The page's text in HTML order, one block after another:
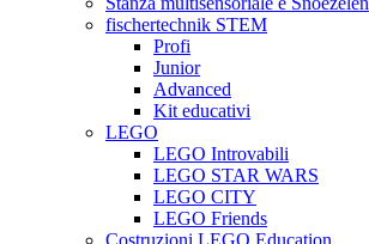
fischertechnik STEM
Profi
Junior
Advanced
Kit educativi
LEGO
LEGO Introvabili
LEGO STAR WARS
LEGO CITY
LEGO Friends
Costruzioni LEGO Education